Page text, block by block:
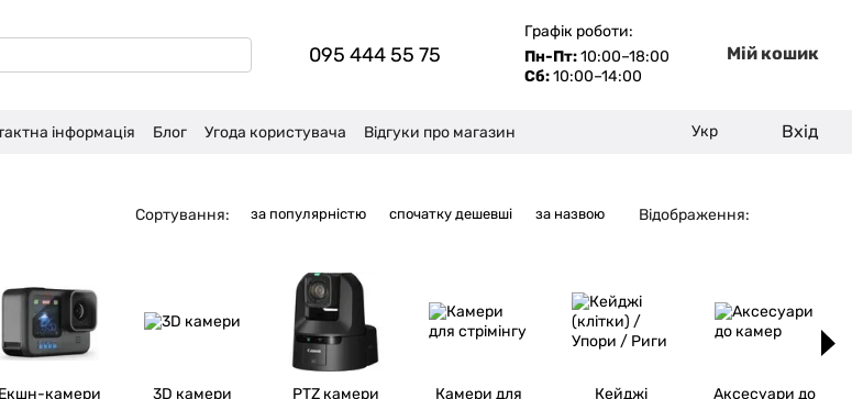
095 444 55 75
Графік роботи:
Пн-Пт:10:00–18:00
Сб:10:00–14:00
Мій кошик
інформація Блог Угода користувача Відгуки про магазин Укр Вхід
Сортування: за популярністю спочатку дешевші за назвою Відображення:
Екшн-камери 3D камери PTZ камери
Камери для
Кейджі
Аксесуари до